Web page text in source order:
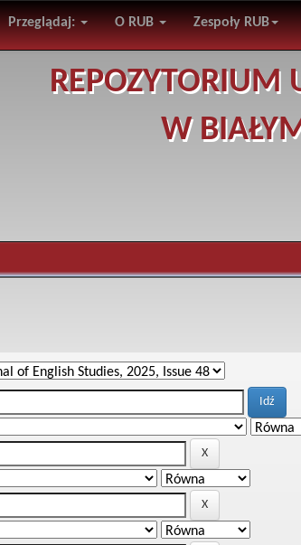
Przeglądaj: O RUB Zespoły RUB
REPOZYTORIUM
W